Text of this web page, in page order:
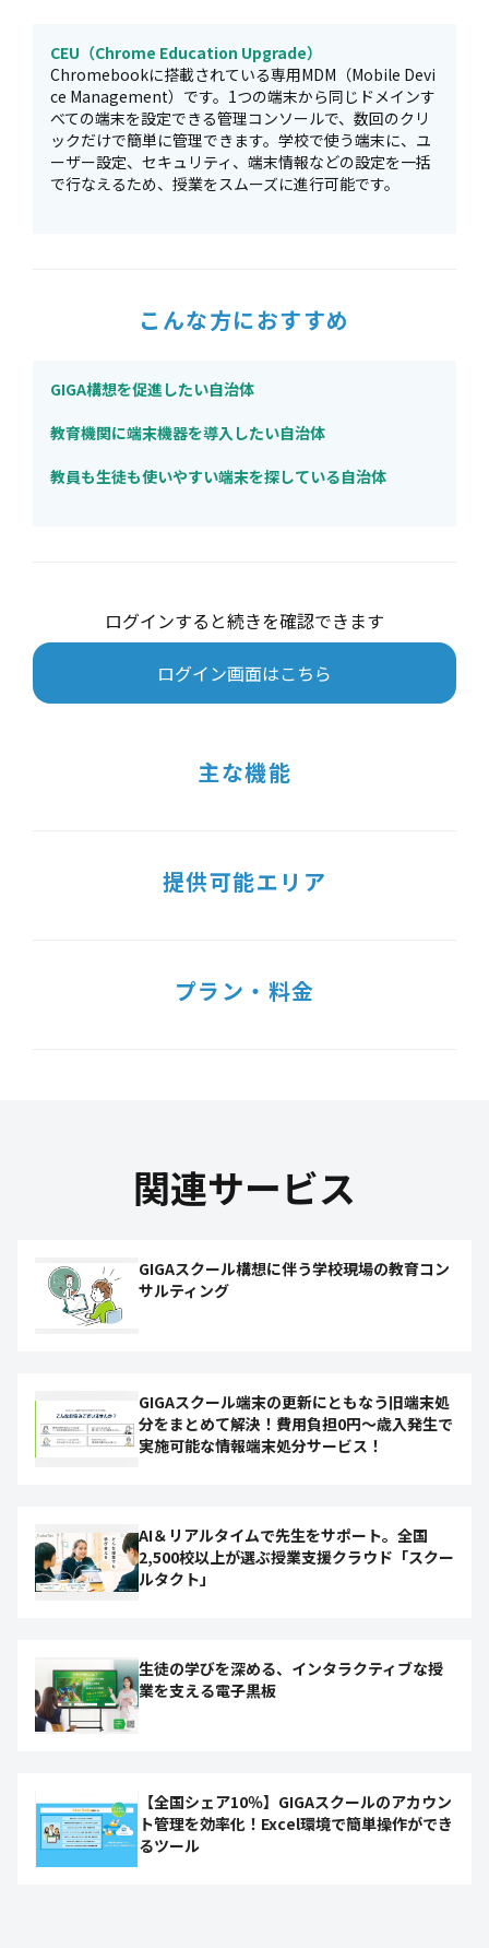
CEU（Chrome Education Upgrade）
Chromebookに搭載されている専用MDM（Mobile Devi
ce Management）です。1つの端末から同じドメインす
べての端末を設定できる管理コンソールで、数回のクリ
ックだけで簡単に管理できます。学校で使う端末に、ユ
ーザー設定、セキュリティ、端末情報などの設定を一括
で行なえるため、授業をスムーズに進行可能です。
こんな方におすすめ
GIGA構想を促進したい自治体
教育機関に端末機器を導入したい自治体
教員も生徒も使いやすい端末を探している自治体
ログインすると続きを確認できます
ログイン画面はこちら
主な機能
提供可能エリア
プラン・料金
関連サービス
GIGAスクール構想に伴う学校現場の教育コン
サルティング
GIGAスクール端末の更新にともなう旧端末処
分をまとめて解決！費用負担0円～歳入発生で
実施可能な情報端末処分サービス！
AI＆リアルタイムで先生をサポート。全国
2,500校以上が選ぶ授業支援クラウド「スクー
ルタクト」
生徒の学びを深める、インタラクティブな授
業を支える電子黒板
【全国シェア10％】GIGAスクールのアカウン
ト管理を効率化！Excel環境で簡単操作ができ
るツール